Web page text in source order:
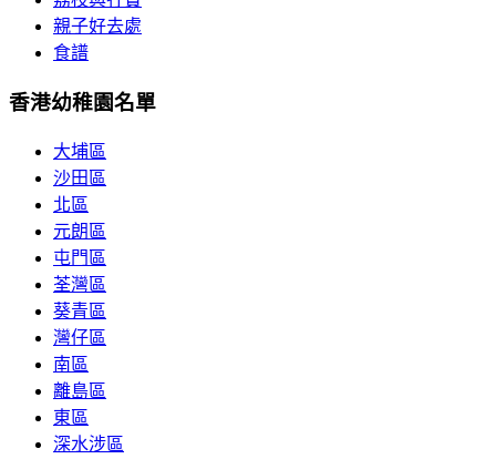
親子好去處
食譜
香港幼稚園名單
大埔區
沙田區
北區
元朗區
屯門區
荃灣區
葵青區
灣仔區
南區
離島區
東區
深水涉區